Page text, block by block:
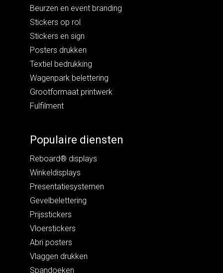
Beurzen en event branding
Stickers op rol
Stickers en sign
Posters drukken
Textiel bedrukking
Wagenpark belettering
Grootformaat printwerk
Fulfilment
Populaire diensten
Reboard® displays
Winkeldisplays
Presentatiesystemen
Gevelbelettering
Prijsstickers
Vloerstickers
Abri posters
Vlaggen drukken
Spandoeken